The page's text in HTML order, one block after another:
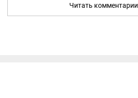
Читать комментарии